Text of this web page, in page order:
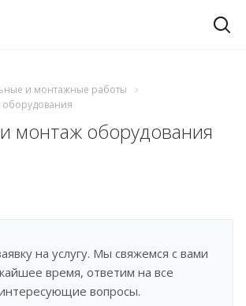
и монтажные работы
оборудования
монтаж оборудования
на услугу. Мы свяжемся с вами
время, ответим на все
вопросы.